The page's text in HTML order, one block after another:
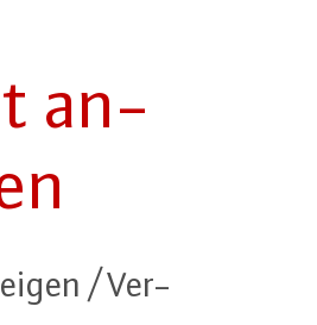
an­
/ Ver­